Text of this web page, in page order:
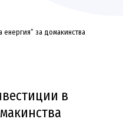
за домакинства
в